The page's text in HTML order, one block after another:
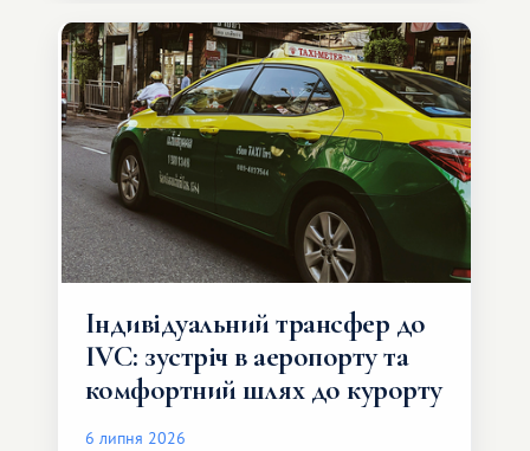
Індивідуальний трансфер до
IVC: зустріч в аеропорту та
комфортний шлях до курорту
6 липня 2026